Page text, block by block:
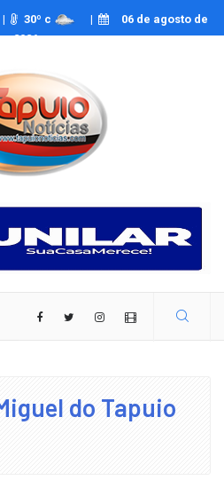
30º c |
06 de agosto de
2026
do Tapuio